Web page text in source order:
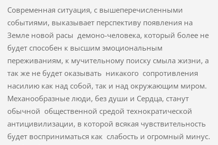
Современная ситуация, с вышеперечисленными
событиями, выказывает перспективу появления на
Земле новой расы демоно-человека, который более не
будет способен к высшим эмоциональным
переживаниям, к мучительному поиску смыла жизни, а
так же не будет оказывать никакого сопротивления
насилию как над собой, так и над окружающим миром.
Механообразные люди, без души и Сердца, станут
обычной общественной средой технократической
антицивилизации, в которой всякая чувствительность
будет восприниматься как слабость и огромный минус.